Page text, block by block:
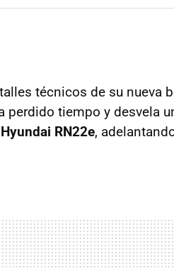
técnicos de su nueva
perdido tiempo y desvela
Hyundai RN22e,